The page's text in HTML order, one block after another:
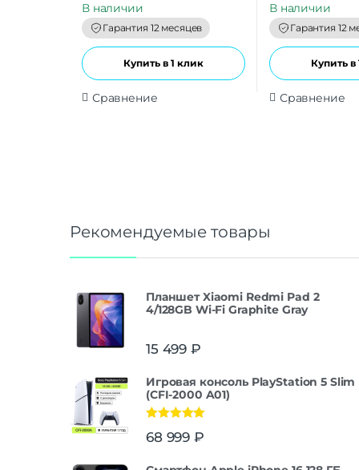
o
В наличии
Гарантия 12 месяцев
Купить в 1 клик
Сравнение
o
В наличии
Гарантия 12
Купить в
Сравнение
Рекомендуемые товары
Планшет Xiaomi Redmi Pad 2
4/128GB Wi-Fi Graphite Gray
15 499 ₽
Игровая консоль PlayStation 5 Slim
(CFI-2000 A01)
из 5
68 999 ₽